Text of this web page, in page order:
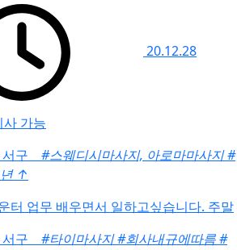
20.12.28
가능
서구 #스웨디시마사지, 아로마마사지#
↑
터 업무 배우면서 일하고싶습니다. 주말
서구 #타이마사지#회사내규에따름#